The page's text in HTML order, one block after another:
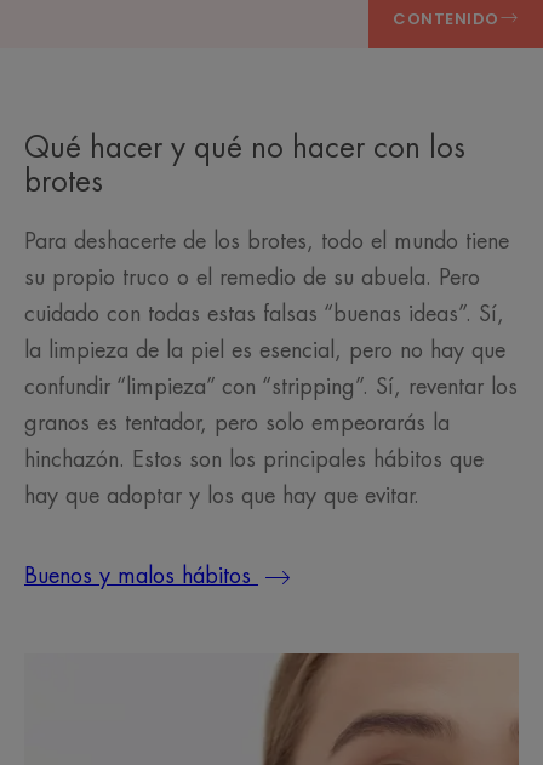
CONTENIDO
Qué hacer y qué no hacer con los
brotes
Para deshacerte de los brotes, todo el mundo tiene
su propio truco o el remedio de su abuela. Pero
cuidado con todas estas falsas “buenas ideas”. Sí,
la limpieza de la piel es esencial, pero no hay que
confundir “limpieza” con “stripping”. Sí, reventar los
granos es tentador, pero solo empeorarás la
hinchazón. Estos son los principales hábitos que
hay que adoptar y los que hay que evitar.
Buenos y malos hábitos